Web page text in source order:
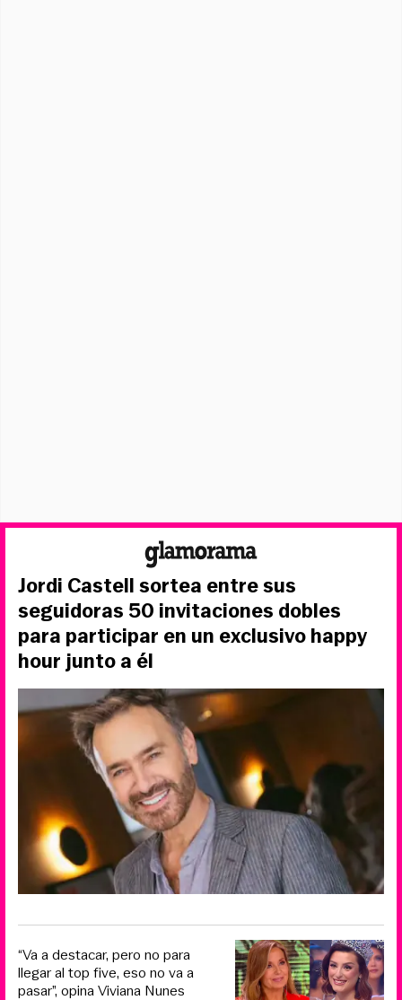
Jordi Castell sortea entre sus
seguidoras 50 invitaciones dobles
para participar en un exclusivo happy
hour junto a él
“Va a destacar, pero no para
llegar al top five, eso no va a
pasar”, opina Viviana Nunes